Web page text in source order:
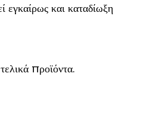
εγκαίρως και καταδίωξη
προϊόντα.